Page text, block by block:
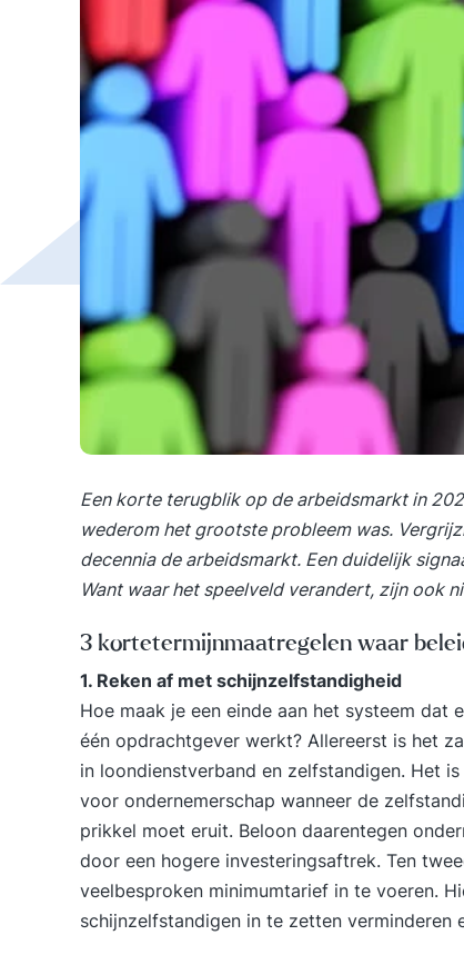
Een korte terugblik op de arbeidsmarkt in
wederom het grootste probleem was.
decennia de arbeidsmarkt. Een duidelijk
Want waar het speelveld verandert, zijn ook
3 kortetermijnmaatregelen waar
1. Reken af met schijnzelfstandigheid
Hoe maak je een einde aan het systeem dat
één opdrachtgever werkt? Allereerst is het
in loondienstverband en zelfstandigen. Het
voor ondernemerschap wanneer de
prikkel moet eruit. Beloon daarentegen
door een hogere investeringsaftrek. Ten
veelbesproken minimumtarief in te voeren.
schijnzelfstandigen in te zetten verminderen